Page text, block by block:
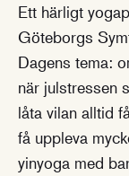
Ett härligt
Göteborgs
Dagens tema:
när julstressen
låta vilan alltid
få uppleva
yinyoga med